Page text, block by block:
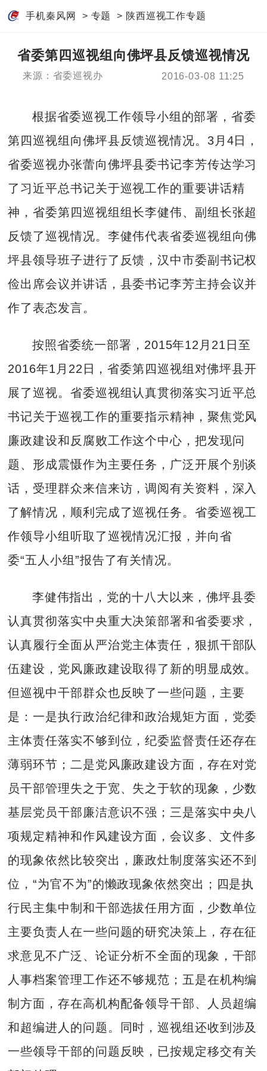
手机秦风网 > 专题 > 陕西巡视工作专题
省委第四巡视组向佛坪县反馈巡视情况
来源：省委巡视办 2016-03-08 11:25
根据省委巡视工作领导小组的部署，省委
第四巡视组向佛坪县反馈巡视情况。3月4日，
省委巡视办张蕾向佛坪县委书记李芳传达学习
了习近平总书记关于巡视工作的重要讲话精
神，省委第四巡视组组长李健伟、副组长张超
反馈了巡视情况。李健伟代表省委巡视组向佛
坪县领导班子进行了反馈，汉中市委副书记权
俭出席会议并讲话，县委书记李芳主持会议并
作了表态发言。
按照省委统一部署，2015年12月21日至
2016年1月22日，省委第四巡视组对佛坪县开
展了巡视。省委巡视组认真贯彻落实习近平总
书记关于巡视工作的重要指示精神，聚焦党风
廉政建设和反腐败工作这个中心，把发现问
题、形成震慑作为主要任务，广泛开展个别谈
话，受理群众来信来访，调阅有关资料，深入
了解情况，顺利完成了巡视任务。省委巡视工
作领导小组听取了巡视情况汇报，并向省
委“五人小组”报告了有关情况。
李健伟指出，党的十八大以来，佛坪县委
认真贯彻落实中央重大决策部署和省委要求，
认真履行全面从严治党主体责任，狠抓干部队
伍建设，党风廉政建设取得了新的明显成效。
但巡视中干部群众也反映了一些问题，主要
是：一是执行政治纪律和政治规矩方面，党委
主体责任落实不够到位，纪委监督责任还存在
薄弱环节；二是党风廉政建设方面，存在对党
员干部管理失之于宽、失之于软的现象，少数
基层党员干部廉洁意识不强；三是落实中央八
项规定精神和作风建设方面，会议多、文件多
的现象依然比较突出，廉政灶制度落实还不到
位，“为官不为”的懒政现象依然突出；四是执
行民主集中制和干部选拔任用方面，少数单位
主要负责人在一些问题的研究决策上，存在征
求意见不广泛、论证分析不全面的现象，干部
人事档案管理工作还不够规范；五是在机构编
制方面，存在高机构配备领导干部、人员超编
和超编进人的问题。同时，巡视组还收到涉及
一些领导干部的问题反映，已按规定移交有关